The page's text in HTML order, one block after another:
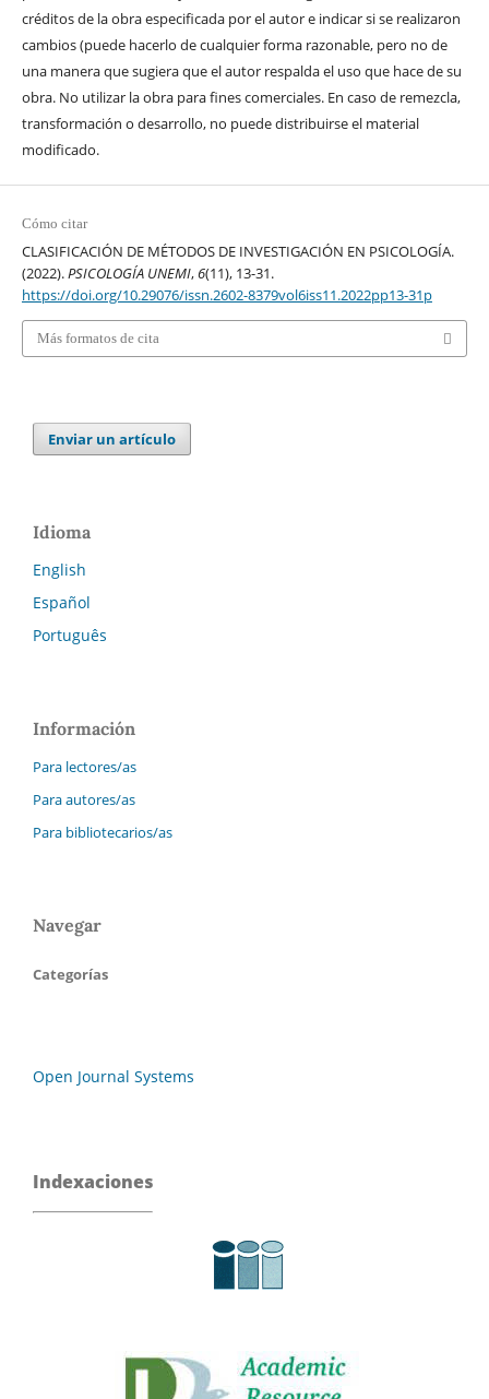
créditos de la obra especificada por el autor e indicar si se realizaron
cambios (puede hacerlo de cualquier forma razonable, pero no de
una manera que sugiera que el autor respalda el uso que hace de su
obra. No utilizar la obra para fines comerciales. En caso de remezcla,
transformación o desarrollo, no puede distribuirse el material
modificado.
Cómo citar
CLASIFICACIÓN DE MÉTODOS DE INVESTIGACIÓN EN PSICOLOGÍA.
(2022).PSICOLOGÍA UNEMI,6(11), 13-31.
https://doi.org/10.29076/issn.2602-8379vol6iss11.2022pp13-31p
Más formatos de cita
Enviar un artículo
Idioma
English
Español
Português
Información
Para lectores/as
Para autores/as
Para bibliotecarios/as
Navegar
Categorías
Open Journal Systems
Indexaciones